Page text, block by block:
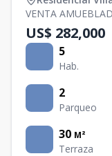
VENTA
US$ 282,000
5
Hab.
2
Parqueo
30 M²
Terraza